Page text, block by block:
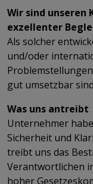
Wir sind unseren
exzellenter
Als solcher
und/oder
gut umsetzbar
Was uns antreibt
Unternehmer
Sicherheit und
treibt uns das
Verantwortlichen
hoher